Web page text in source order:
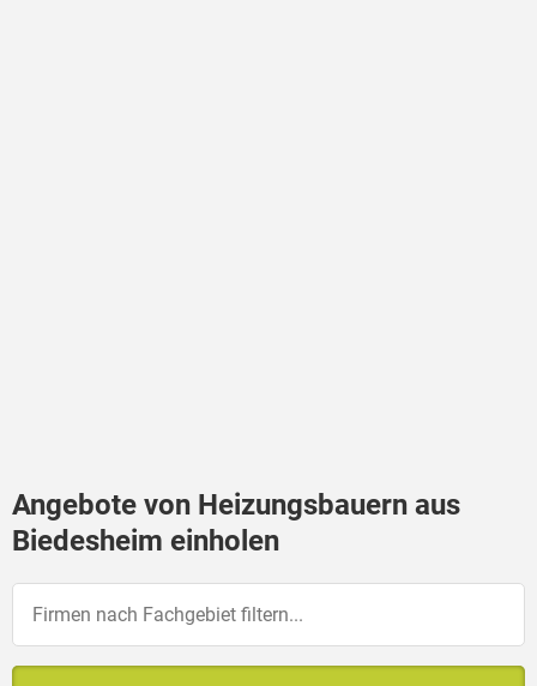
Angebote von Heizungsbauern aus
Biedesheim einholen